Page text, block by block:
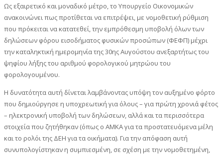
Ως εξαιρετικό και μοναδικό μέτρο, το Υπουργείο Οικονομικών
ανακοινώνει πως προτίθεται να επιτρέψει, με νομοθετική ρύθμιση
που πρόκειται να κατατεθεί, την εμπρόθεσμη υποβολή όλων των
δηλώσεων φόρου εισοδήματος φυσικών προσώπων (ΦΕΦΠ) μέχρι
την καταληκτική ημερομηνία της 30ης Αυγούστου ανεξαρτήτως του
ψηφίου λήξης του αριθμού φορολογικού μητρώου του
φορολογουμένου.
Η δυνατότητα αυτή δίνεται λαμβάνοντας υπόψη τον αυξημένο φόρτο
που δημιούργησε η υποχρεωτική για όλους – για πρώτη χρονιά φέτος
– ηλεκτρονική υποβολή των δηλώσεων, αλλά και τα περισσότερα
στοιχεία που ζητήθηκαν (όπως ο ΑΜΚΑ για τα προστατευόμενα μέλη
και το ρολόι της ΔΕΗ για τα οικήματα). Για την απόφαση αυτή
συνυπολογίστηκαν η συμπιεσμένη, σε σχέση με την νομοθετημένη,